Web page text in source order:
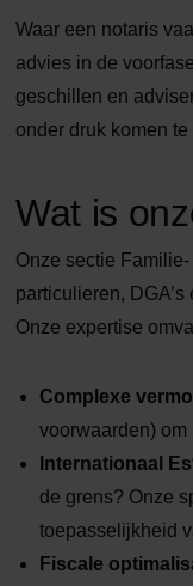
Waar een notaris
advies in de
geschillen en
onder druk komen te
Wat is
Onze sectie
particulieren,
Onze expertise
Complexe
voorwaarden)
Internationaal
de grens? Onze
toepasselijkheid
Fiscale